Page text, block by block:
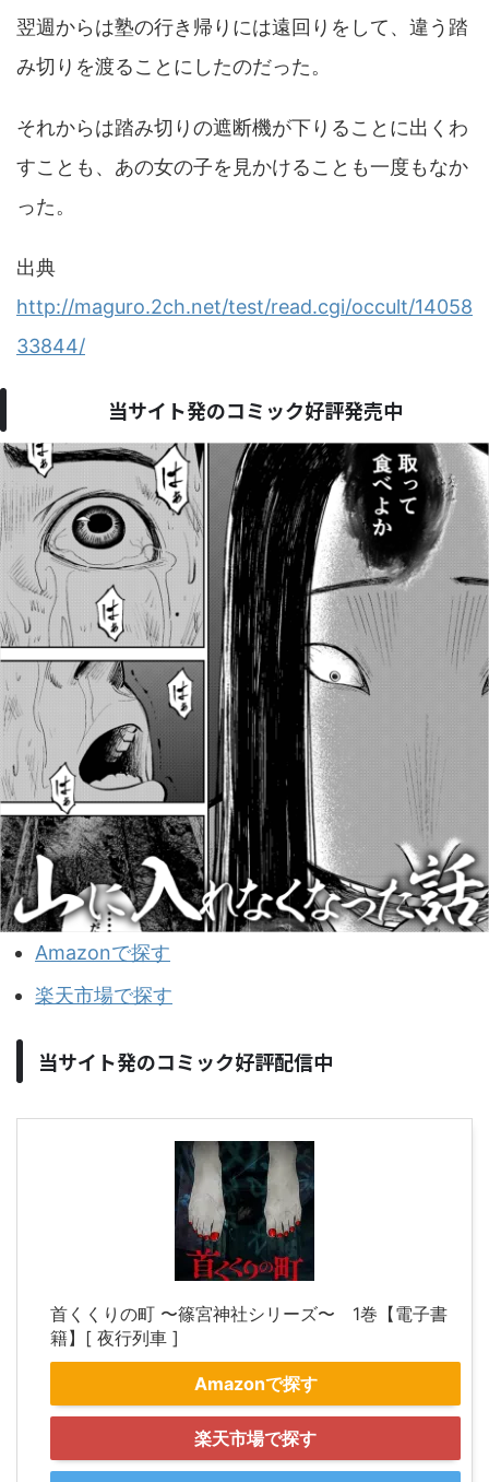
翌週からは塾の行き帰りには遠回りをして、違う踏
み切りを渡ることにしたのだった。
それからは踏み切りの遮断機が下りることに出くわ
すことも、あの女の子を見かけることも一度もなか
った。
出典
http://maguro.2ch.net/test/read.cgi/occult/14058
33844/
当サイト発のコミック好評発売中
Amazonで探す
楽天市場で探す
当サイト発のコミック好評配信中
首くくりの町 〜篠宮神社シリーズ〜 1巻【電子書
籍】[ 夜行列車 ]
Amazonで探す
楽天市場で探す